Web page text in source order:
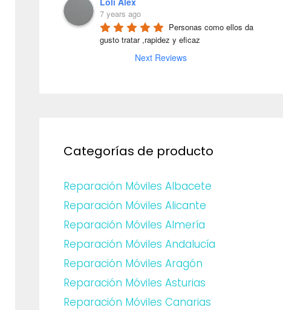
7 years ago
Personas como ellos da
gusto tratar ,rapidez y eficaz
Next Reviews
Categorías de producto
Reparación Móviles Albacete
Reparación Móviles Alicante
Reparación Móviles Almería
Reparación Móviles Andalucía
Reparación Móviles Aragón
Reparación Móviles Asturias
Reparación Móviles Canarias